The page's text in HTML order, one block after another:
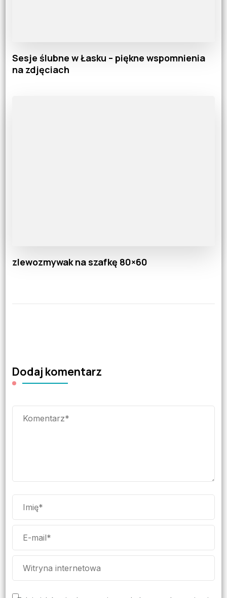
Sesje ślubne w Łasku – piękne wspomnienia
na zdjęciach
zlewozmywak na szafkę 80×60
Dodaj komentarz